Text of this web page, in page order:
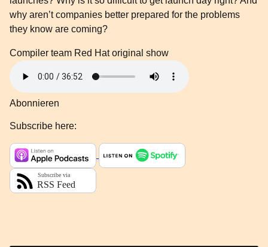
why aren’t companies better prepared for the problems
they know are coming?
Compiler team Red Hat original show
Abonnieren
Subscribe here: